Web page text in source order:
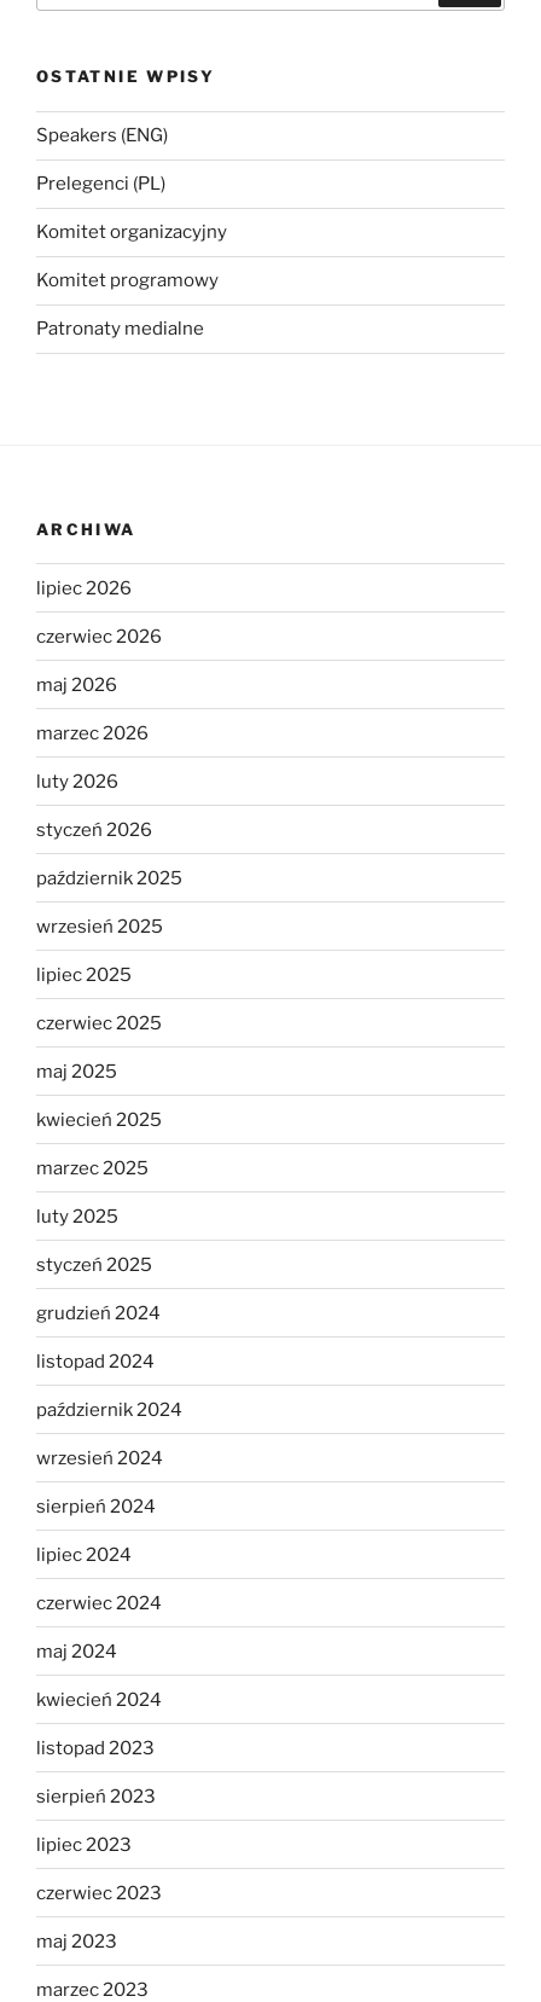
OSTATNIE WPISY
Speakers (ENG)
Prelegenci (PL)
Komitet organizacyjny
Komitet programowy
Patronaty medialne
ARCHIWA
lipiec 2026
czerwiec 2026
maj 2026
marzec 2026
luty 2026
styczeń 2026
październik 2025
wrzesień 2025
lipiec 2025
czerwiec 2025
maj 2025
kwiecień 2025
marzec 2025
luty 2025
styczeń 2025
grudzień 2024
listopad 2024
październik 2024
wrzesień 2024
sierpień 2024
lipiec 2024
czerwiec 2024
maj 2024
kwiecień 2024
listopad 2023
sierpień 2023
lipiec 2023
czerwiec 2023
maj 2023
marzec 2023